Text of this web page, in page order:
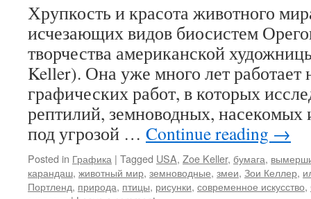
Хрупкость и красота животного
исчезающих видов биосистем
творчества американской
Keller). Она уже много лет работает
графических работ, в которых
рептилий, земноводных, насекомых
под угрозой … Continue reading →
Posted in Графика | Tagged USA, Zoe Keller, бумага,
карандаш, животный мир, земноводные, змеи, Зои Келлер,
Портленд, природа, птицы, рисунки, современное искусство,